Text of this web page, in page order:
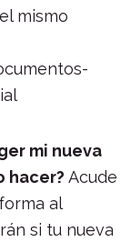
mismo
mi nueva
hacer? Acude
al
si tu nueva